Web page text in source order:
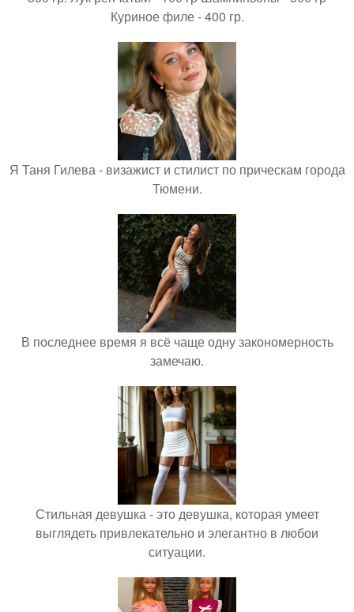
Куриное филе - 400 гр.
Я Таня Гилева - визажист и стилист по прическам города
Тюмени.
В последнее время я всё чаще одну закономерность
замечаю.
Стильная девушка - это девушка, которая умеет
выглядеть привлекательно и элегантно в любои
ситуации.